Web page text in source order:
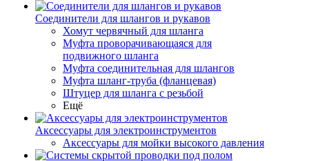
Соединители для шлангов и рукавов
Хомут червячный для шланга
Муфта проворачивающаяся для
подвижного шланга
Муфта соединительная для шлангов
Муфта шланг-труба (фланцевая)
Штуцер для шланга с резьбой
Ещё
Аксессуары для электроинструментов
Аксессуары для мойки высокого давления